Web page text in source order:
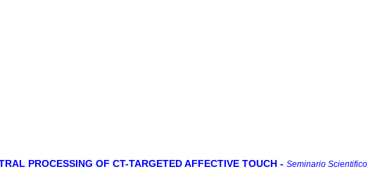
PROCESSING OF CT-TARGETED AFFECTIVE TOUCH - Seminario Scientifico